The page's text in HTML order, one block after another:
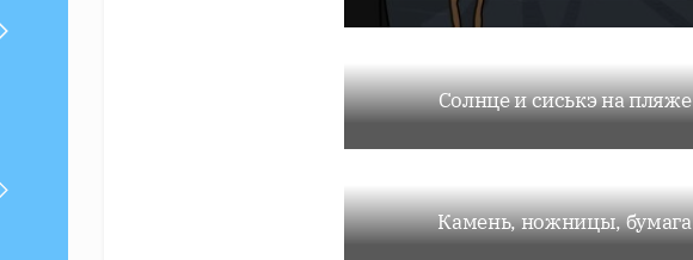
Солнце и сиськэ на пляже
Камень, ножницы, бумага